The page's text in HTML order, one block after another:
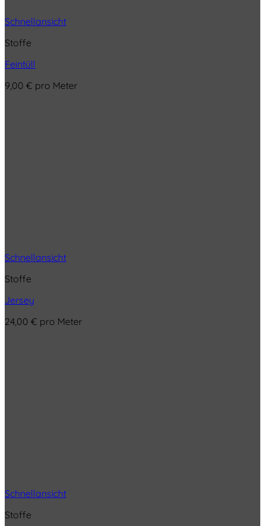
Schnellansicht
Stoffe
Feintüll
9,00 € pro Meter
Schnellansicht
Stoffe
Jersey
24,00 € pro Meter
Schnellansicht
Stoffe